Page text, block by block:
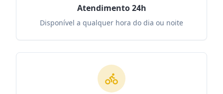
Atendimento 24h
Disponível a qualquer hora do dia ou noite